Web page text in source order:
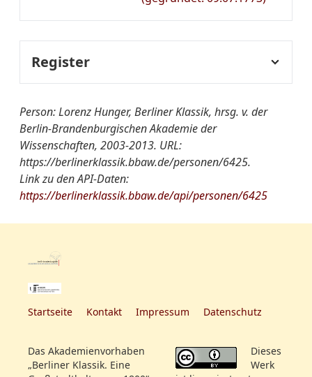
Register
Theologie
Naturgeschichte
Person: Lorenz Hunger, Berliner Klassik, hrsg. v. der
Berlin-Brandenburgischen Akademie der
Wissenschaften, 2003-2013. URL:
https://berlinerklassik.bbaw.de/personen/6425.
Link zu den API-Daten:
https://berlinerklassik.bbaw.de/api/personen/6425
Startseite Kontakt Impressum Datenschutz
Das Akademienvorhaben
„Berliner Klassik. Eine
Dieses
Werk